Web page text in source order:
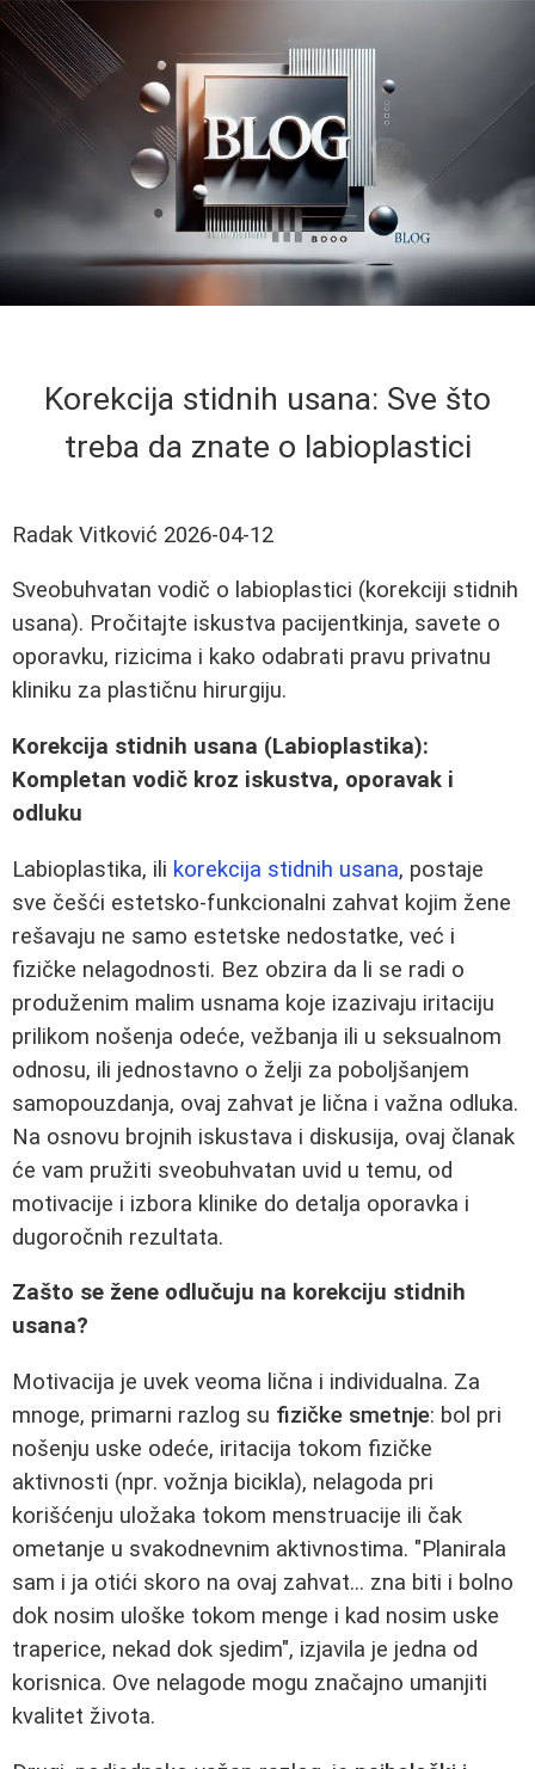
Korekcija stidnih usana: Sve što
treba da znate o labioplastici
Radak Vitković 2026-04-12
Sveobuhvatan vodič o labioplastici (korekciji stidnih
usana). Pročitajte iskustva pacijentkinja, savete o
oporavku, rizicima i kako odabrati pravu privatnu
kliniku za plastičnu hirurgiju.
Korekcija stidnih usana (Labioplastika):
Kompletan vodič kroz iskustva, oporavak i
odluku
Labioplastika, ili korekcija stidnih usana, postaje
sve češći estetsko-funkcionalni zahvat kojim žene
rešavaju ne samo estetske nedostatke, već i
fizičke nelagodnosti. Bez obzira da li se radi o
produženim malim usnama koje izazivaju iritaciju
prilikom nošenja odeće, vežbanja ili u seksualnom
odnosu, ili jednostavno o želji za poboljšanjem
samopouzdanja, ovaj zahvat je lična i važna odluka.
Na osnovu brojnih iskustava i diskusija, ovaj članak
će vam pružiti sveobuhvatan uvid u temu, od
motivacije i izbora klinike do detalja oporavka i
dugoročnih rezultata.
Zašto se žene odlučuju na korekciju stidnih
usana?
Motivacija je uvek veoma lična i individualna. Za
mnoge, primarni razlog su fizičke smetnje: bol pri
nošenju uske odeće, iritacija tokom fizičke
aktivnosti (npr. vožnja bicikla), nelagoda pri
korišćenju uložaka tokom menstruacije ili čak
ometanje u svakodnevnim aktivnostima. "Planirala
sam i ja otići skoro na ovaj zahvat... zna biti i bolno
dok nosim uloške tokom menge i kad nosim uske
traperice, nekad dok sjedim", izjavila je jedna od
korisnica. Ove nelagode mogu značajno umanjiti
kvalitet života.